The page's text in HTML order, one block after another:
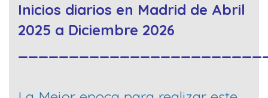
Inicios diarios en Madrid de Abril
2025 a Diciembre 2026